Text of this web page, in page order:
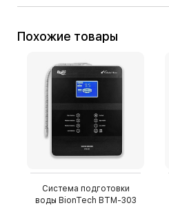
Похожие товары
Система подготовки
воды BionTech BTM-303